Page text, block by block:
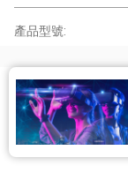
產品型號: